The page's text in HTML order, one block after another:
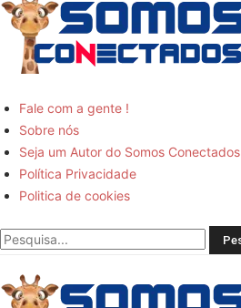
Somos
Conectados
-
Você
bem
Fale com a gente !
Sobre nós
Seja um Autor do Somos Conectados
Política Privacidade
Politica de cookies